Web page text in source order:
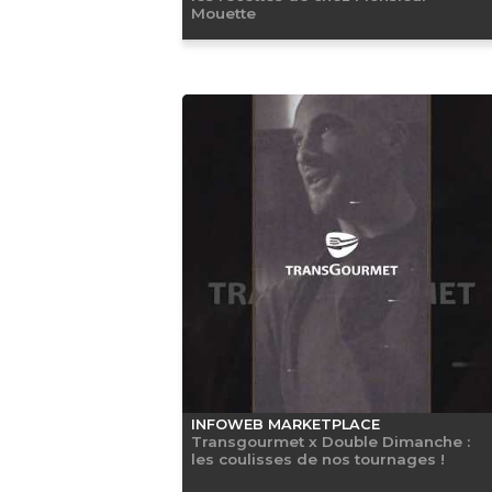
Mouette
INFOWEB MARKETPLACE
Transgourmet x Double Dimanche :
les coulisses de nos tournages !